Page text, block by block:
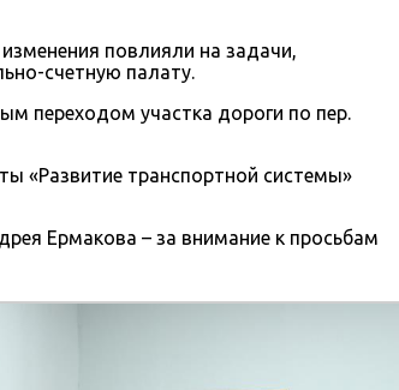
повлияли на задачи,
счетную палату.
переходом участка дороги по пер.
«Развитие транспортной системы»
Ермакова – за внимание к просьбам